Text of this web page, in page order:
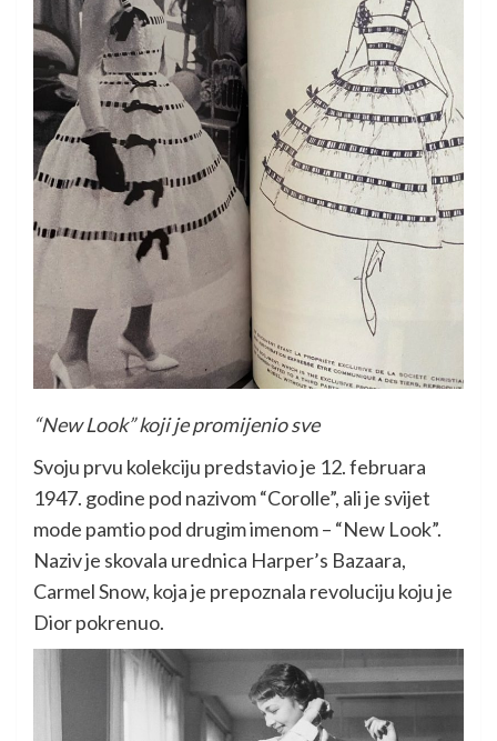
“New Look” koji je promijenio sve
Svoju prvu kolekciju predstavio je 12. februara
1947. godine pod nazivom “Corolle”, ali je svijet
mode pamtio pod drugim imenom – “New Look”.
Naziv je skovala urednica Harper’s Bazaara,
Carmel Snow, koja je prepoznala revoluciju koju je
Dior pokrenuo.